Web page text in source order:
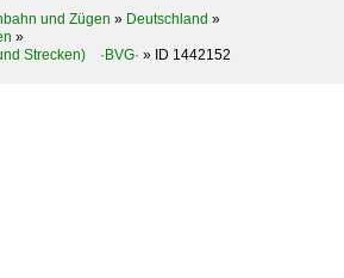
und Zügen » Deutschland »
»
Strecken) ·BVG· » ID 1442152